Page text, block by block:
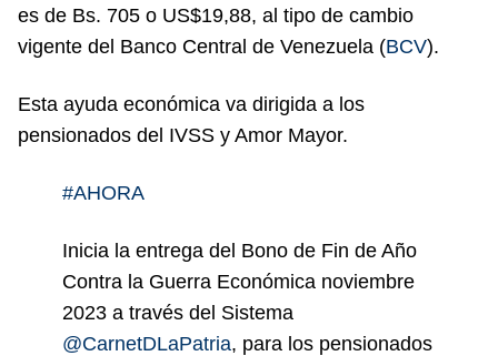
es de Bs. 705 o US$19,88, al tipo de cambio
vigente del Banco Central de Venezuela (BCV).
Esta ayuda económica va dirigida a los
pensionados del IVSS y Amor Mayor.
#AHORA
Inicia la entrega del Bono de Fin de Año
Contra la Guerra Económica noviembre
2023 a través del Sistema
@CarnetDLaPatria, para los pensionados